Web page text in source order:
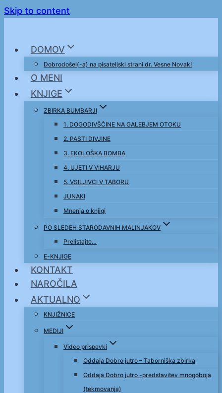
Skip to content
DOMOV
Dobrodošel(-a) na pisateljski strani dr. Vesne Novak!
O MENI
KNJIGE
ZBIRKA BUMBARJI
1. DOGODIVŠČINE NA GALEBJEM OTOKU
2. PASTI DIVJINE
3. EKOLOŠKA BOMBA
4. UJETI V VIHARJU
5. VSILJIVCI V TABORU
JUNAKI
Mnenja o knjigi
PO SLEDEH STARODAVNIH MALINJAKOV
Prelistajte…
E-KNJIGE
KONTAKT
NAROČILA
AKTUALNO
KNJIŽNICE
MEDIJI
Video prispevki
Oddaja Dobro jutro – Taborniška zbirka
Oddaja Dobro jutro -predstavitev mnogoboja
(tekmovanja)